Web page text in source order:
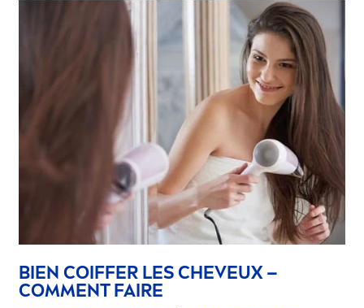
BIEN COIFFER LES CHEVEUX –
COMMENT FAIRE